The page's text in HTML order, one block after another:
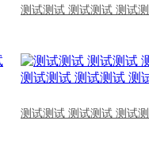
测试测试 测试测试 测试
测试测试 测试测试 测试